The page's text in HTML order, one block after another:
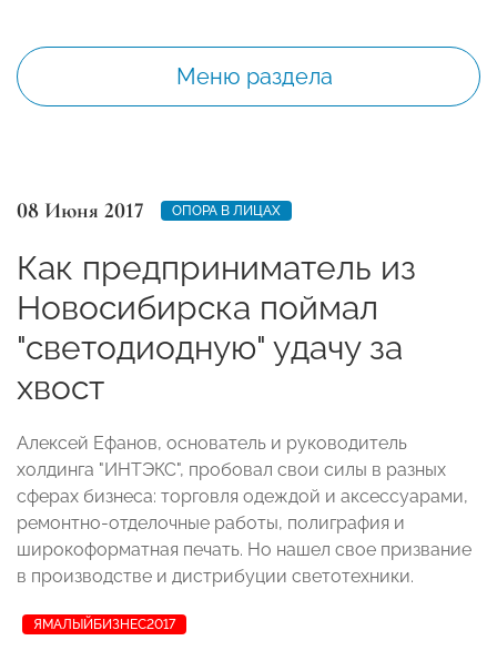
Меню раздела
08 Июня 2017 ОПОРА В ЛИЦАХ
Как предприниматель из
Новосибирска поймал
"светодиодную" удачу за
хвост
Алексей Ефанов, основатель и руководитель
холдинга "ИНТЭКС", пробовал свои силы в разных
сферах бизнеса: торговля одеждой и аксессуарами,
ремонтно-отделочные работы, полиграфия и
широкоформатная печать. Но нашел свое призвание
в производстве и дистрибуции светотехники.
ЯМАЛЫЙБИЗНЕС2017